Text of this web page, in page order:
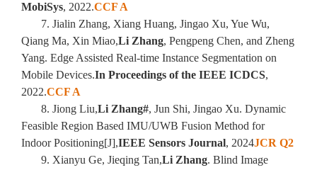
MobiSys, 2022.CCF A
7. Jialin Zhang, Xiang Huang, Jingao Xu, Yue Wu,
Qiang Ma, Xin Miao,Li Zhang, Pengpeng Chen, and Zheng
Yang. Edge Assisted Real-time Instance Segmentation on
Mobile Devices.In Proceedings of the IEEE ICDCS,
2022.CCF A
8. Jiong Liu,Li Zhang#, Jun Shi, Jingao Xu. Dynamic
Feasible Region Based IMU/UWB Fusion Method for
Indoor Positioning[J],IEEE Sensors Journal, 2024JCR Q2
9. Xianyu Ge, Jieqing Tan,Li Zhang. Blind Image